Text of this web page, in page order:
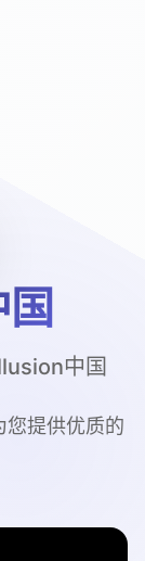
中国
提供优质的